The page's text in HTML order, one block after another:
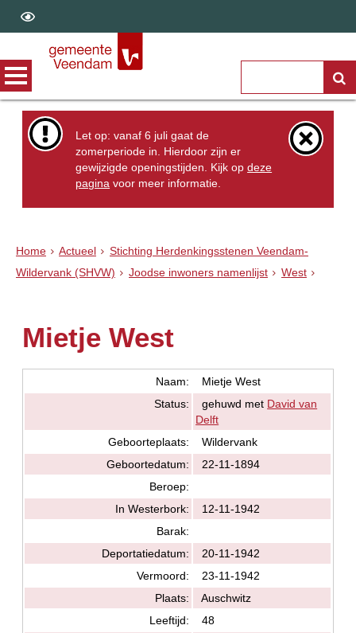
Let op: vanaf 6 juli gaat de
zomerperiode in. Hierdoor zijn er
gewijzigde openingstijden. Kijk opdeze
pagina voor meer informatie.
Home Actueel
Stichting Herdenkingsstenen Veendam-
Wildervank (SHVW)
Joodse inwoners namenlijst West
Mietje West
Naam:
Mietje West
Status:
gehuwd met David van
Delft
Geboorteplaats:
Wildervank
Geboortedatum:
22-11-1894
Beroep:
In Westerbork:
12-11-1942
Barak:
Deportatiedatum:
20-11-1942
Vermoord:
23-11-1942
Plaats:
Auschwitz
Leeftijd:
48